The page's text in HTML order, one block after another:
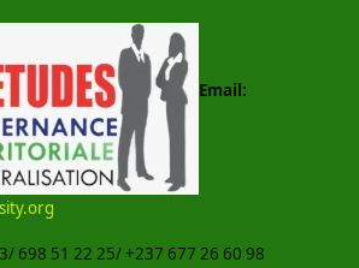
Email:
698 51 22 25/ +237 677 26 60 98